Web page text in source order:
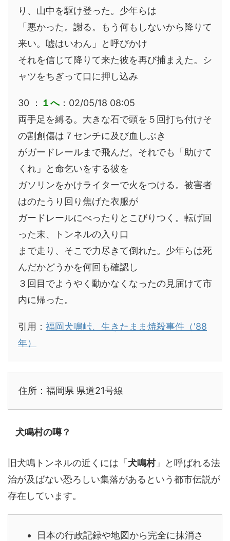
り、山中を駆け登った。少年らは
「悪かった。謝る。もう何もしないから降りて
来い。嘘はいわん」と呼びかけ
それを信じて降りて来た彼を再び捕まえた。シ
ャツをちぎって口に押し込み
30 ： １へ：02/05/18 08:05
両手足を縛る。大きな石で頭を５回打ち付けそ
の割創傷は７センチに及び血しぶき
がガードレールまで飛んだ。それでも「助けて
くれ」と命乞いをする彼を
ガソリンをかけライターで火をつける。被害者
はのたうり回り焦げた衣服が
ガードレールにべったりとこびりつく。転げ回
った末、トンネルの入り口
まで走り、そこで力尽きて倒れた。少年らは死
んだかどうかを何回も確認し
３回目でようやく動かなくなったの見届けて市
内に帰った。
引用： 福岡犬鳴峠、生きたまま焼殺事件（'88
年）
住所：福岡県 県道21号線
犬鳴村の噂？
旧犬鳴トンネルの近くには「 犬鳴村」と呼ばれる法
治が及ばない恐ろしい集落があるという都市伝説が
存在しています。
日本の行政記録や地図から完全に抹消さ